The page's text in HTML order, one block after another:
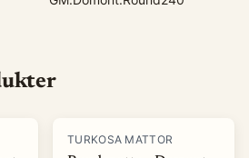
TURKOSA MATTOR